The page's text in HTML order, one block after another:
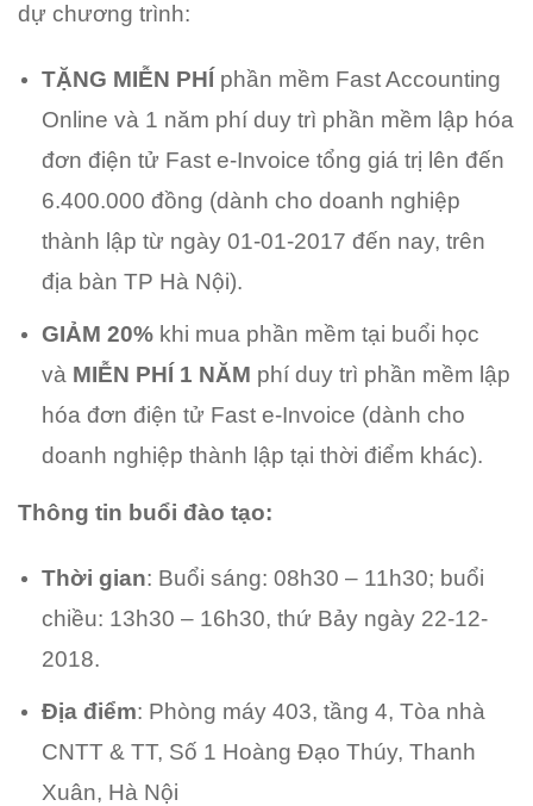
dự chương trình:
TẶNG MIỄN PHÍ phần mềm Fast Accounting
Online và 1 năm phí duy trì phần mềm lập hóa
đơn điện tử Fast e-Invoice tổng giá trị lên đến
6.400.000 đồng (dành cho doanh nghiệp
thành lập từ ngày 01-01-2017 đến nay, trên
địa bàn TP Hà Nội).
GIẢM 20% khi mua phần mềm tại buổi học
và MIỄN PHÍ 1 NĂM phí duy trì phần mềm lập
hóa đơn điện tử Fast e-Invoice (dành cho
doanh nghiệp thành lập tại thời điểm khác).
Thông tin buổi đào tạo:
Thời gian: Buổi sáng: 08h30 – 11h30; buổi
chiều: 13h30 – 16h30, thứ Bảy ngày 22-12-
2018.
Địa điểm: Phòng máy 403, tầng 4, Tòa nhà
CNTT & TT, Số 1 Hoàng Đạo Thúy, Thanh
Xuân, Hà Nội